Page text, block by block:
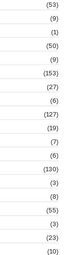
(53)
(9)
(1)
(50)
(9)
(153)
(27)
(6)
(127)
(19)
(7)
(6)
(130)
(3)
(8)
(55)
(3)
(23)
(10)